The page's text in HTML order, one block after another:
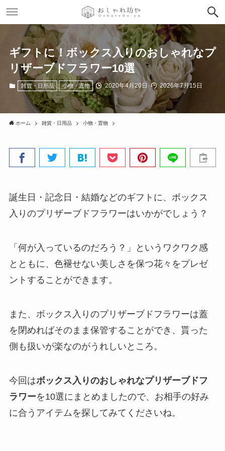
ギフトに！ボックス入りのおしゃれなプ
リザーブドフラワー10選
雑貨・日用品 小物・置物 2020年4月20日 2026年7月15日
ホーム 雑貨・日用品 小物・置物
誕生日・記念日・結婚などのギフトに、ボックス
入りのプリザーブドフラワーはいかがでしょう？
「何が入っているのだろう？」というワクワク感
とともに、色褪せない美しさを保つ花々をプレゼ
ントすることができます。
また、ボックス入りのプリザーブドフラワーは蓋
を閉めればそのまま保管することができ、貰った
側も扱いが楽なのがうれしいところ。
今回はボックス入りのおしゃれなプリザーブドフ
ラワーを10選にまとめましたので、お相手の好み
に合うアイテムを探してみてくださいね。